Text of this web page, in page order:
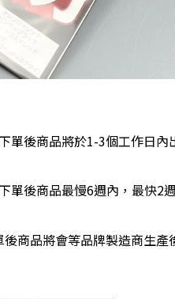
後商品將於1-3個工作日內
後商品最慢6週內，最快2
商品將會等品牌製造商生產